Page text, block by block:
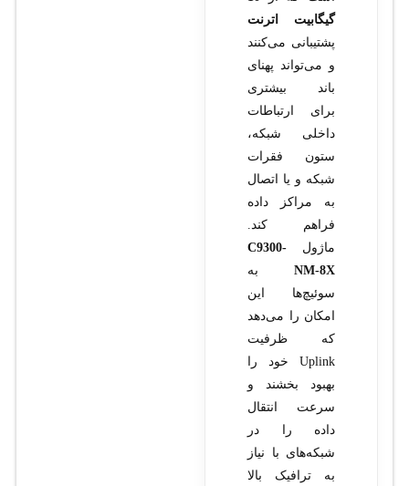
گیگابیت اترنت
پشتیبانی می‌کنند
و می‌تواند پهنای
باند بیشتری
برای ارتباطات
داخلی شبکه،
ستون فقرات
شبکه و یا اتصال
به مراکز داده
فراهم کند.
ماژول C9300-
NM-8Xبه
سوئیچ‌ها این
امکان را می‌دهد
که ظرفیت
Uplink خود را
بهبود بخشند و
سرعت انتقال
داده را در
شبکه‌های با نیاز
به ترافیک بالا